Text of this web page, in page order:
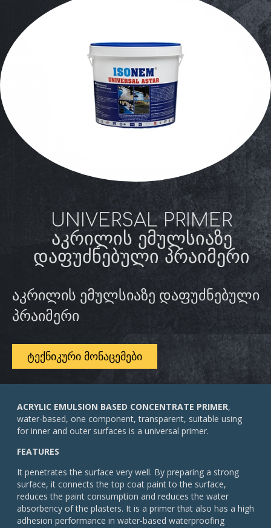
UNIVERSAL PRIMER
ᲐᲙᲠᲘᲚᲘᲡ ᲔᲛᲣᲚᲡᲘᲐᲖᲔ
ᲓᲐᲤᲣᲫᲜᲔᲑᲣᲚᲘ ᲞᲠᲐᲘᲛᲔᲠᲘ
აკრილის ემულსიაზე დაფუძნებული
პრაიმერი
ᲢᲔᲥᲜᲘᲙᲣᲠᲘ ᲛᲝᲜᲐᲪᲔᲛᲔᲑᲘ
ACRYLIC EMULSION BASED CONCENTRATE PRIMER,
water-based, one component, transparent, suitable using
for inner and outer surfaces is a universal primer.
FEATURES
It penetrates the surface very well. By preparing a strong
surface, it connects the top coat paint to the surface,
reduces the paint consumption and reduces the water
absorbency of the plasters. It is a primer that also has a high
adhesion performance in water-based waterproofing